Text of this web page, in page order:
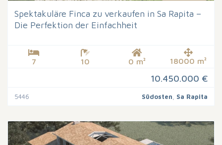
Spektakuläre Finca zu verkaufen in Sa Rapita –
Die Perfektion der Einfachheit
7 10 0 m² 18000 m²
10.450.000 €
5446 Südosten Sa Rapita